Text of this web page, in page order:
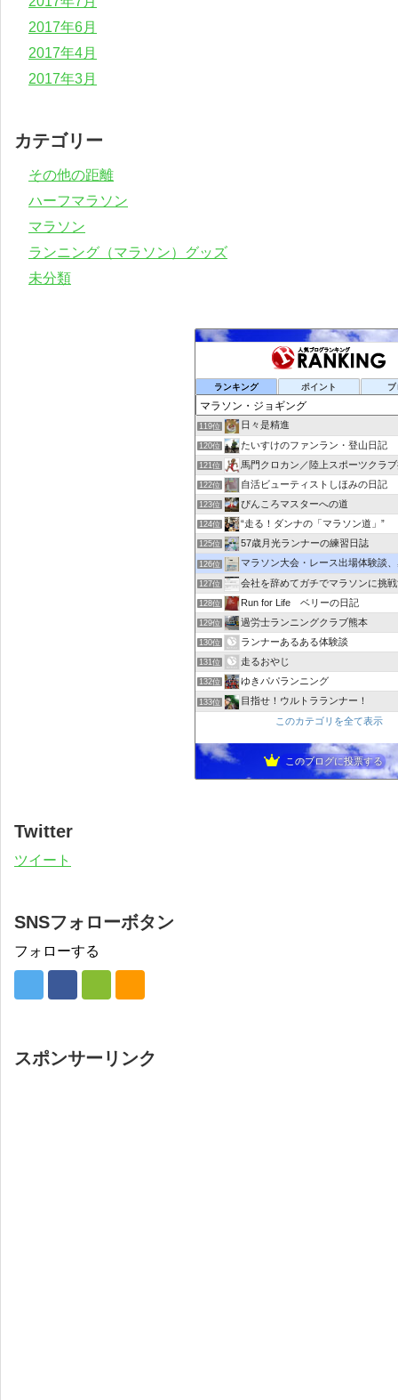
2017年6月
2017年4月
2017年3月
カテゴリー
その他の距離
ハーフマラソン
マラソン
ランニング（マラソン）グッズ
未分類
ランキング ポイント
119位 日々是精進
120位 たいすけのファンラン・登山日記
121位 馬門クロカン／陸上スポーツクラ
122位 自活ビューティストしほみの日記
123位 ぴんころマスターへの道
124位 “走る！ダンナの「マラソン道」”
125位 57歳月光ランナーの練習日誌
126位 マラソン大会・レース出場体験談、感想｜レース
127位 会社を辞めてガチでマラソンに挑
128位 Run for Life ベリーの日記
129位 過労士ランニングクラブ熊本
130位 ランナーあるある体験談
131位 走るおやじ
132位 ゆきパパランニング
133位
目指せ！ウルトラランナー！
このカテゴリを全て表示
このブログに投票する
Twitter
ツイート
SNSフォローボタン
フォローする
スポンサーリンク